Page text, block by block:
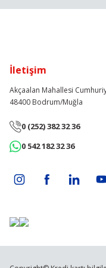
İletişim
Akçaalan Mahallesi
48400 Bodrum/Muğla
0 (252) 382 32 36
0 542 182 32 36